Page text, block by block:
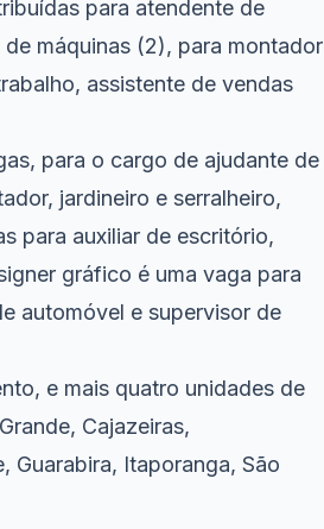
para atendente de
máquinas (2), para montador
assistente de vendas
para o cargo de ajudante de
jardineiro e serralheiro,
para auxiliar de escritório,
gráfico é uma vaga para
automóvel e supervisor de
e mais quatro unidades de
Cajazeiras,
Guarabira, Itaporanga, São